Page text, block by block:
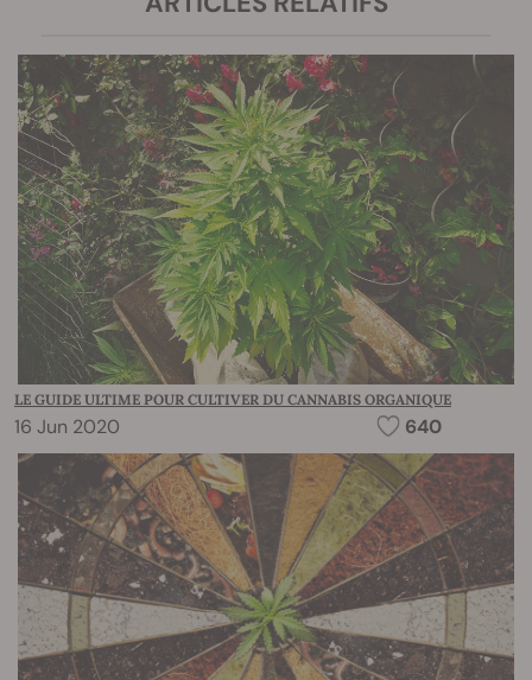
LE GUIDE ULTIME POUR CULTIVER DU CANNABIS ORGANIQUE
16 Jun 2020 640